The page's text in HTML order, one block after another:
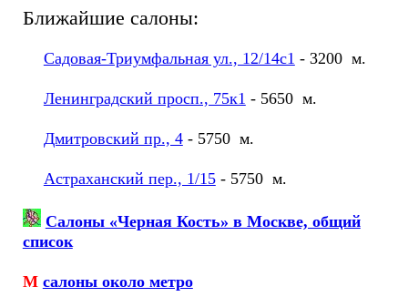
Ближайшие салоны:
Садовая-Триумфальная ул., 12/14с1 - 3200 м.
Ленинградский просп., 75к1 - 5650 м.
Дмитровский пр., 4- 5750 м.
Астраханский пер., 1/15- 5750 м.
Салоны «Черная Кость» в Москве, общий
список
М салоны около метро